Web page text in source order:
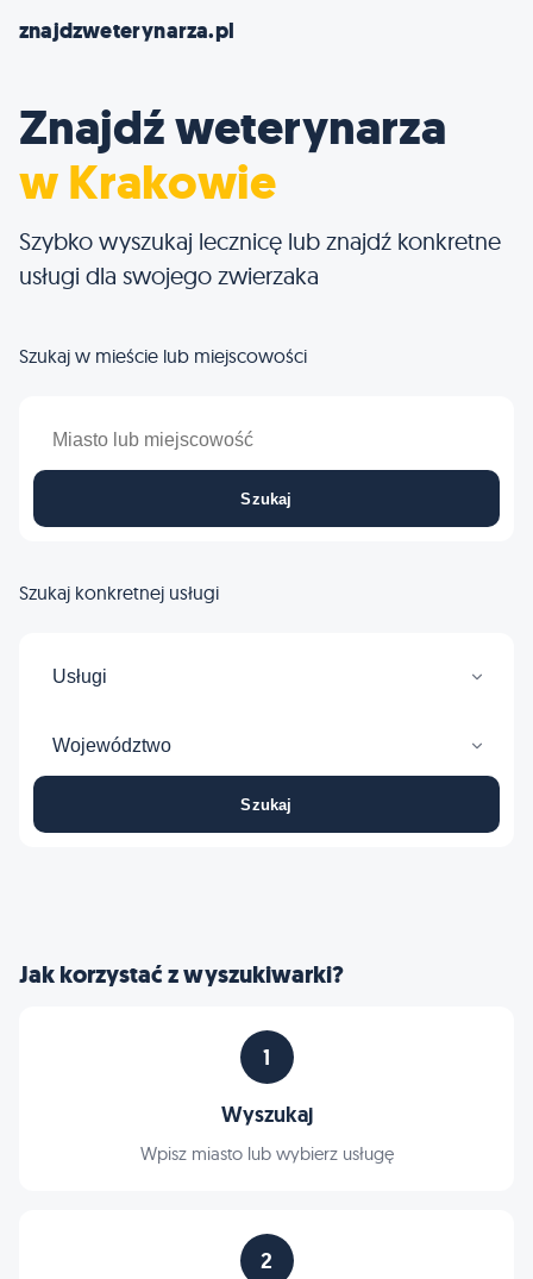
znajdzweterynarza.pl
Znajdź weterynarza
w Trójmieście
w Krakowie
w Poznaniu
w Olsztynie
w Katowicach
w swojej okolicy
Szybko wyszukaj lecznicę lub znajdź konkretne
usługi dla swojego zwierzaka
Szukaj w mieście lub miejscowości
Szukaj
Szukaj konkretnej usługi
Usługi
Województwo
Szukaj
Jak korzystać z wyszukiwarki?
1
Wyszukaj
Wpisz miasto lub wybierz usługę
2